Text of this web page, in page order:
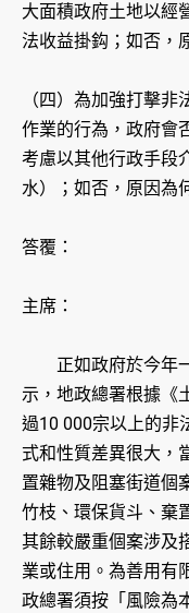
大面積政府土地以經
法收益掛鈎；如否，
（四）為加強打擊
作業的行為，政府會
考慮以其他行政手段
水）；如否，原因為
答覆：
主席：
正如政府於今年一
示，地政總署根據《
過10 000宗以上的非
式和性質差異很大，
置雜物及阻塞街道個
竹枝、環保貨斗、棄
其餘較嚴重個案涉及
業或住用。為善用有
政總署須按「風險為